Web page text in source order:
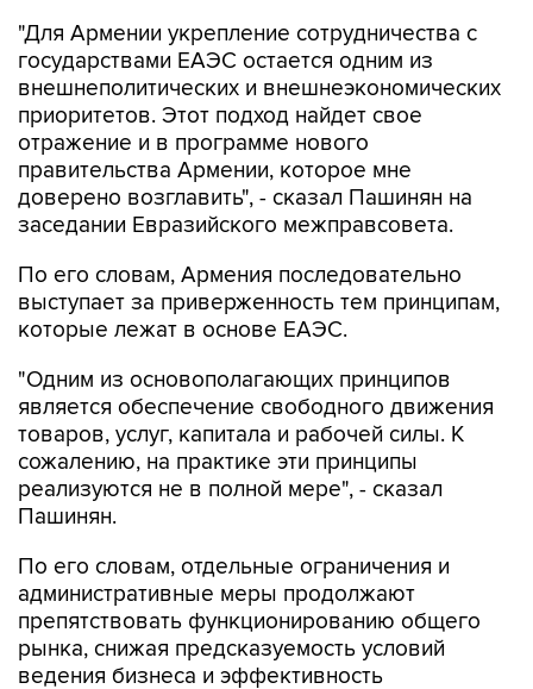
"Для Армении укрепление сотрудничества с
государствами ЕАЭС остается одним из
внешнеполитических и внешнеэкономических
приоритетов. Этот подход найдет свое
отражение и в программе нового
правительства Армении, которое мне
доверено возглавить", - сказал Пашинян на
заседании Евразийского межправсовета.
По его словам, Армения последовательно
выступает за приверженность тем принципам,
которые лежат в основе ЕАЭС.
"Одним из основополагающих принципов
является обеспечение свободного движения
товаров, услуг, капитала и рабочей силы. К
сожалению, на практике эти принципы
реализуются не в полной мере", - сказал
Пашинян.
По его словам, отдельные ограничения и
административные меры продолжают
препятствовать функционированию общего
рынка, снижая предсказуемость условий
ведения бизнеса и эффективность